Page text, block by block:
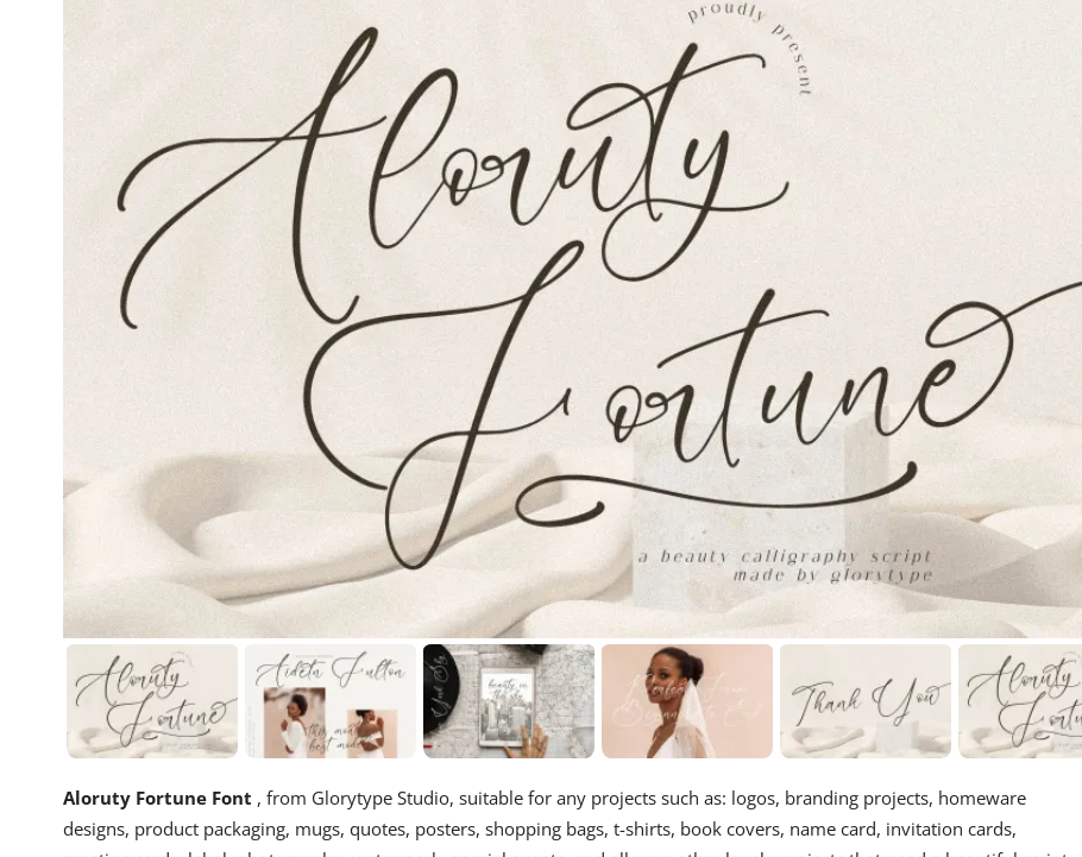
Aloruty Fortune Font , from Glorytype Studio, suitable for any projects such as: logos, branding projects, homeware
designs, product packaging, mugs, quotes, posters, shopping bags, t-shirts, book covers, name card, invitation cards,